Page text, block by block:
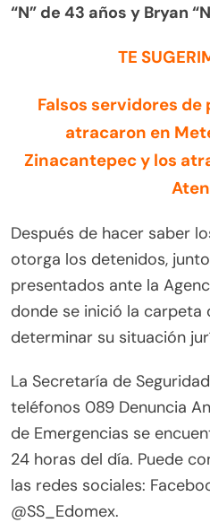
“N” de 43 años y Bryan
TE
Falsos servidores
atracaron en
Zinacantepec y los
Después de hacer saber
otorga los detenidos,
presentados ante la
donde se inició la carpeta
determinar su situación
La Secretaría de
teléfonos 089 Denuncia
de Emergencias se
24 horas del día. Puede
las redes sociales:
@SS_Edomex.